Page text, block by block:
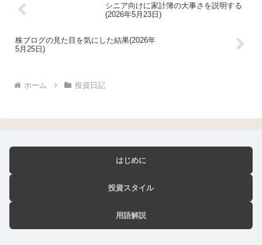
シニア向けに家計簿の大事さを説明する
(2026年5月23日)
株ブログの見た目を気にした結果(2026年
5月25日)
ホーム 投資日記
はじめに
投資スタイル
用語解説